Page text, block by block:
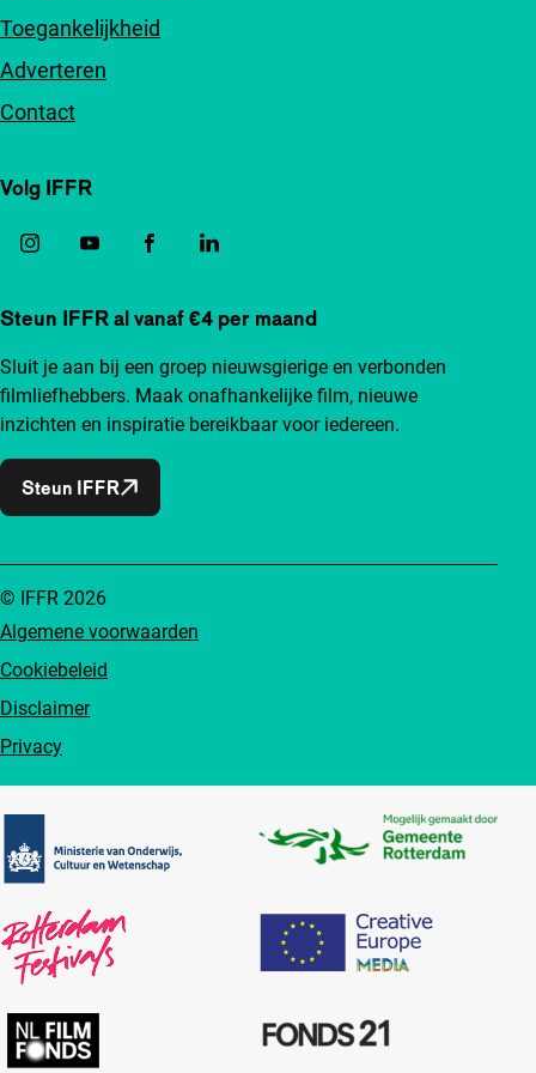
Toegankelijkheid
Adverteren
Contact
Volg IFFR
Steun IFFR al vanaf €4 per maand
Sluit je aan bij een groep nieuwsgierige en verbonden
filmliefhebbers. Maak onafhankelijke film, nieuwe
inzichten en inspiratie bereikbaar voor iedereen.
Steun IFFR
Algemene voorwaarden
Cookiebeleid
Disclaimer
Privacy
© IFFR 2026